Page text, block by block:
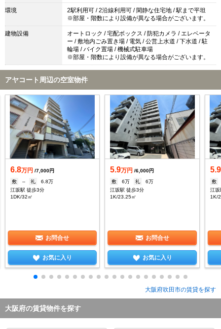
環境
2駅利用可 / 2沿線利用可 / 閑静な住宅地 / 駅まで平坦
※部屋・階数により設備が異なる場合がございます。
建物設備
オートロック / 宅配ボックス / 防犯カメラ / エレベータ
ー / 敷地内ごみ置き場 / 電気 / 公営上水道 / 下水道 / 駐
輪場 / バイク置場 / 機械式駐車場
※部屋・階数により設備が異なる場合がございます。
アヤコート周辺の空室物件
6.8万円 /7,000円
敷
-- 礼
6.8万
江坂駅 徒歩3分
1DK/32㎡
お問合せ
お気に入り
5.9万円 /6,000円
敷
6万 礼
6万
江坂駅 徒歩3分
1K/23.25㎡
お問合せ
お気に入り
敷
江坂
1K/
大阪府吹田市の賃貸を探す
大阪府の賃貸物件を探す